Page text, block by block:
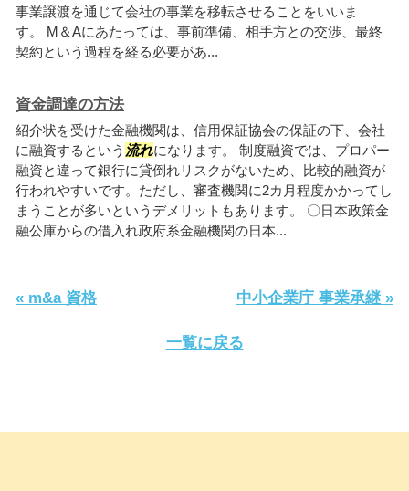
事業譲渡を通じて会社の事業を移転させることをいいま
す。 M＆Aにあたっては、事前準備、相手方との交渉、最終
契約という過程を経る必要があ...
資金調達の方法
紹介状を受けた金融機関は、信用保証協会の保証の下、会社
に融資するという 流れになります。 制度融資では、プロパー
融資と違って銀行に貸倒れリスクがないため、比較的融資が
行われやすいです。ただし、審査機関に2カ月程度かかってし
まうことが多いというデメリットもあります。 〇日本政策金
融公庫からの借入れ政府系金融機関の日本...
« m&a 資格 中小企業庁 事業承継 »
一覧に戻る